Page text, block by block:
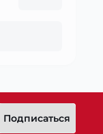
Подписаться